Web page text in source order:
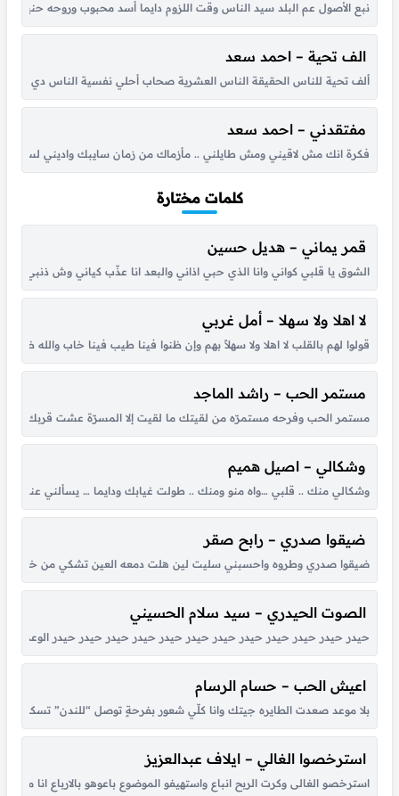
نبع الأصول عم البلد سيد الناس وقت اللزوم دايما أسد محبوب وروحه
الف تحية – احمد سعد
ألف تحية للناس الحقيقة الناس العشرية صحاب أحلي نفسية الناس دي
مفتقدني – احمد سعد
فكرة انك مش لاقيني ومش طايلني .. مأزماك من زمان سايبك واديني لسه
كلمات مختارة
قمر يماني – هديل حسين
الشوق يا قلبي كواني وانا الذي حبي اذاني والبعد انا عذّب كياني وش ذنبي انا
لا اهلا ولا سهلا – أمل غربي
قولوا لهم بالقلب لا اهلا ولا سهلاً بهم وإن ظنوا فينا طيب فينا خاب
مستمر الحب – راشد الماجد
مستمر الحب وفرحه مستمرّه من لقيتك ما لقيت إلا المسرّة عشت قربك
وشكالي – اصيل هميم
وشكالي منك .. قلبي …واه منو ومنك .. طولت غيابك ودايما … يسألني عنك
ضيقوا صدري – رابح صقر
ضيقوا صدري وطروه واحسبني سليت لين هلت دمعه العين تشكي من خطاه لي
الصوت الحيدري – سيد سلام الحسيني
حيدر حيدر حيدر حيدر حيدر حيدر حيدر حيدر حيدر حيدر حيدر حيدر الوعد
اعيش الحب – حسام الرسام
بلا موعد صعدت الطايره جيتك وانا كلّي شعور بفرحةٍ توصل “للندن”
استرخصوا الغالي – ايلاف عبدالعزيز
استرخصو الغالى وكرت الربح انباع واستهيفو الموضوع باعوهو بالارباع انا